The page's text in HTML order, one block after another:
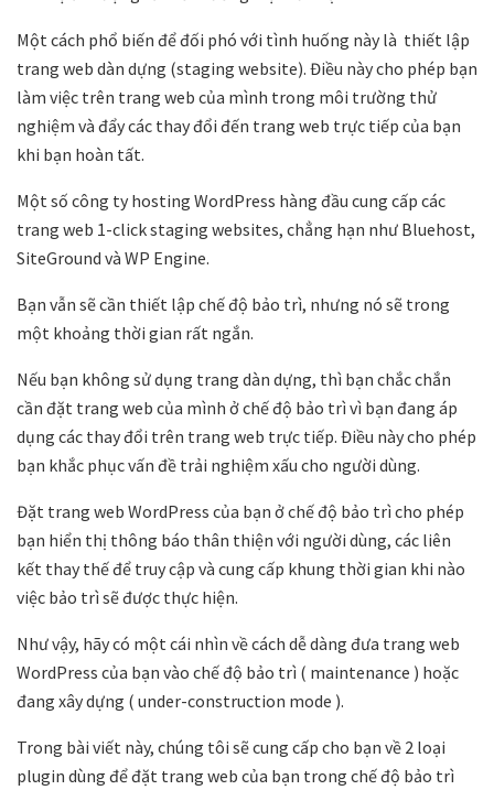
Một cách phổ biến để đối phó với tình huống này là thiết lập
trang web dàn dựng (staging website). Điều này cho phép bạn
làm việc trên trang web của mình trong môi trường thử
nghiệm và đẩy các thay đổi đến trang web trực tiếp của bạn
khi bạn hoàn tất.
Một số công ty hosting WordPress hàng đầu cung cấp các
trang web 1-click staging websites, chẳng hạn như Bluehost,
SiteGround và WP Engine.
Bạn vẫn sẽ cần thiết lập chế độ bảo trì, nhưng nó sẽ trong
một khoảng thời gian rất ngắn.
Nếu bạn không sử dụng trang dàn dựng, thì bạn chắc chắn
cần đặt trang web của mình ở chế độ bảo trì vì bạn đang áp
dụng các thay đổi trên trang web trực tiếp. Điều này cho phép
bạn khắc phục vấn đề trải nghiệm xấu cho người dùng.
Đặt trang web WordPress của bạn ở chế độ bảo trì cho phép
bạn hiển thị thông báo thân thiện với người dùng, các liên
kết thay thế để truy cập và cung cấp khung thời gian khi nào
việc bảo trì sẽ được thực hiện.
Như vậy, hãy có một cái nhìn về cách dễ dàng đưa trang web
WordPress của bạn vào chế độ bảo trì ( maintenance ) hoặc
đang xây dựng ( under-construction mode ).
Trong bài viết này, chúng tôi sẽ cung cấp cho bạn về 2 loại
plugin dùng để đặt trang web của bạn trong chế độ bảo trì